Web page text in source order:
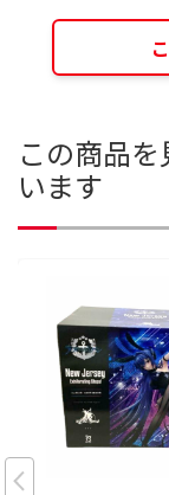
この商品
います